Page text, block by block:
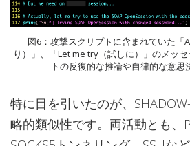
図6：攻撃スクリプトに含まれていた「
り）」、「Let me try（試しに）」のメッ
トの反復的な推論や自律的な意思
特に目を引いたのが、
略的類似性です。両活動とも、